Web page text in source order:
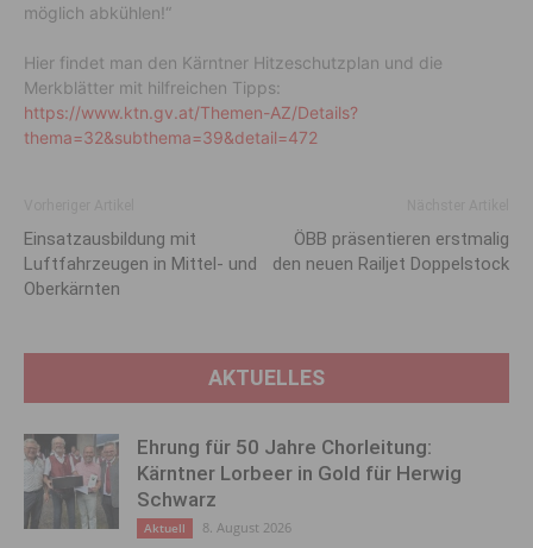
möglich abkühlen!“
Hier findet man den Kärntner Hitzeschutzplan und die
Merkblätter mit hilfreichen Tipps:
https://www.ktn.gv.at/Themen-AZ/Details?
thema=32&subthema=39&detail=472
Einsatzausbildung mit
Luftfahrzeugen in Mittel- und
Oberkärnten
ÖBB präsentieren erstmalig
den neuen Railjet Doppelstock
AKTUELLES
Ehrung für 50 Jahre Chorleitung:
Kärntner Lorbeer in Gold für Herwig
Schwarz
Aktuell 8. August 2026